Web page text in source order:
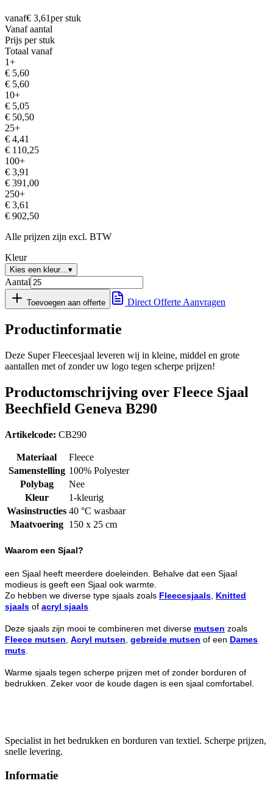
vanaf€ 3,61per stuk
Vanaf aantal
Prijs per stuk
Totaal vanaf
1+
€ 5,60
€ 5,60
10+
€ 5,05
€ 50,50
25+
€ 4,41
€ 110,25
100+
€ 3,91
€ 391,00
250+
€ 3,61
€ 902,50
Alle prijzen zijn excl. BTW
Kleur
Kies een kleur… ▾
Aantal
Toevoegen aan offerte Direct Offerte Aanvragen
Productinformatie
Deze Super Fleecesjaal leveren wij in kleine, middel en grote
aantallen met of zonder uw logo tegen scherpe prijzen!
Productomschrijving over Fleece Sjaal
Beechfield Geneva B290
Artikelcode: CB290
Materiaal
Fleece
Samenstelling 100% Polyester
Polybag
Nee
Kleur
1-kleurig
Wasinstructies 40 °C wasbaar
Maatvoering
150 x 25 cm
Waarom een Sjaal?
een Sjaal heeft meerdere doeleinden. Behalve dat een Sjaal
modieus is geeft een Sjaal ook warmte.
Zo hebben we diverse type sjaals zoals Fleecesjaals Knitted
sjaals of acryl sjaals
Deze sjaals zijn mooi te combineren met diverse mutsen zoals
Fleece mutsen Acryl mutsen gebreide mutsen of een Dames
muts
Warme sjaals tegen scherpe prijzen met of zonder borduren of
bedrukken. Zeker voor de koude dagen is een sjaal comfortabel.
Specialist in het bedrukken en borduren van textiel. Scherpe prijzen,
snelle levering.
Informatie